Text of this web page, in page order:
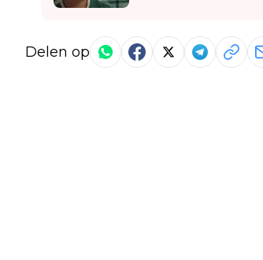
Delen op